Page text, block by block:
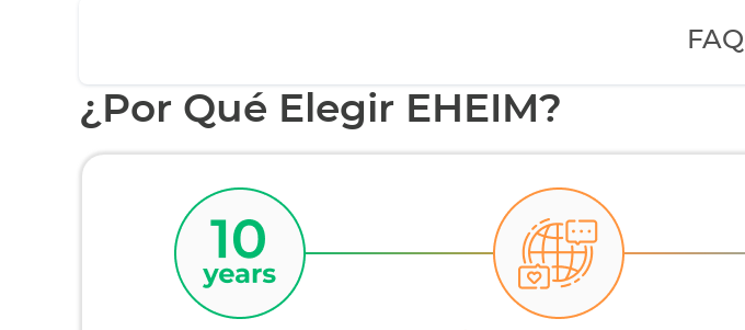
FAQ
¿Por Qué Elegir EHEIM?